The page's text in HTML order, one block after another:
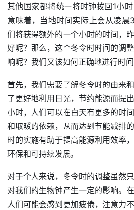
其他国家都将统一将时钟拨回1小
意味着，当地时间实际上会从凌晨
们将获得额外的一个小时的时间，
好呢？那么，这个冬令时时间的调
响呢？我们又该如何正确地进行时间
首先，我们需要了解冬令时的由来
了更好地利用日光，节约能源而提
小时，人们可以在白天有更多的时
和取暖的依赖，从而达到节能减排
时的实施有助于提高能源利用效率
环保和可持续发展。
对于个人来说，冬令时的调整虽然
对我们的生物钟产生一定的影响。
人们可能会感到更加疲倦，注意力